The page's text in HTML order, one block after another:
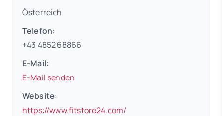
Österreich
Telefon:
+43 4852 68866
E-Mail:
E-Mail senden
Website:
https://www.fitstore24.com/